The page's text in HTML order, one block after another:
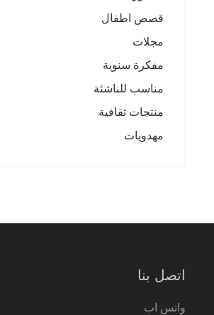
قصص اطفال
مجلات
مفكرة سنوية
مناسب للناشئة
منتجات ثقافية
مهدويات
اتصل بنا
واتس اب